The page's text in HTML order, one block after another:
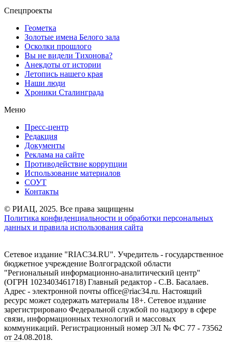
Спецпроекты
Геометка
Золотые имена Белого зала
Осколки прошлого
Вы не видели Тихонова?
Анекдоты от истории
Летопись нашего края
Наши люди
Хроники Сталинграда
Меню
Пресс-центр
Редакция
Документы
Реклама на сайте
Противодействие коррупции
Использование материалов
СОУТ
Контакты
© РИАЦ, 2025. Все права защищены
Политика конфиденциальности и обработки персональных
данных и правила использования сайта
Сетевое издание "RIAC34.RU". Учредитель - государственное
бюджетное учреждение Волгоградской области
"Региональный информационно-аналитический центр"
(ОГРН 1023403461718) Главный редактор - С.В. Басалаев.
Адрес - электронной почты office@riac34.ru. Настоящий
ресурс может содержать материалы 18+. Сетевое издание
зарегистрировано Федеральной службой по надзору в сфере
связи, информационных технологий и массовых
коммуникаций. Регистрационный номер ЭЛ № ФС 77 - 73562
от 24.08.2018.